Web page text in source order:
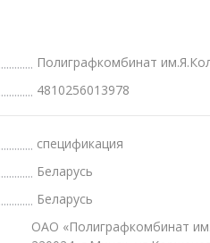
Полиграфкомбинат
4810256013978
спецификация
Беларусь
Беларусь
ОАО «Полиграфкомбинат